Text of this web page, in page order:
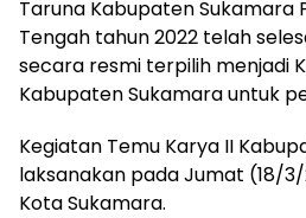
Taruna Kabupaten Sukamara
Tengah tahun 2022 telah
secara resmi terpilih menjadi
Kabupaten Sukamara untuk
Kegiatan Temu Karya II
laksanakan pada Jumat (18/3/
Kota Sukamara.